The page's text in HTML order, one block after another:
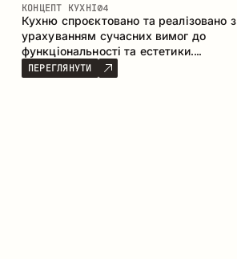
КОНЦЕПТ КУХНІ04
Кухню спроєктовано та реалізовано з
урахуванням сучасних вимог до
функціональності та естетики.
Поєднання текстур формує стриманий
та збалансований інтер’єр.
ПЕРЕГЛЯНУТИ